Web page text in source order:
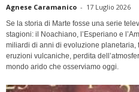
Agnese Caramanico - 17 Luglio 2026
Se la storia di Marte fosse una serie
stagioni: il Noachiano, l’Esperiano e
miliardi di anni di evoluzione planetaria,
eruzioni vulcaniche, perdita
mondo arido che osserviamo oggi.